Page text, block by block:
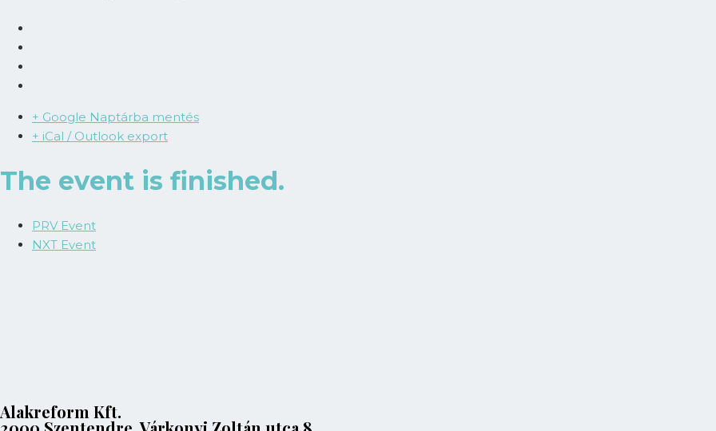
+ Google Naptárba mentés
+ iCal / Outlook export
The event is finished.
PRV Event
NXT Event
Alakreform Kft.